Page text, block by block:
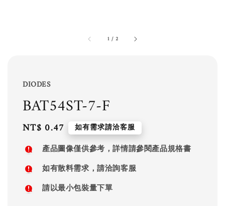
1 / 2
DIODES
BAT54ST-7-F
Regular
price
NT$ 0.47 如有需求請洽客服
產品圖像僅供參考，詳情請參閱產品規格書
如有散料需求，請洽詢客服
請以最小包裝量下單